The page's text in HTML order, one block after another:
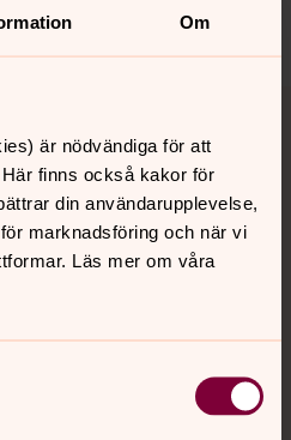
Om
är nödvändiga för att
finns också kakor för
din användarupplevelse,
marknadsföring och när vi
Läs mer om våra